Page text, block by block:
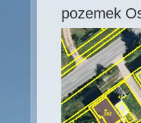
pozemek